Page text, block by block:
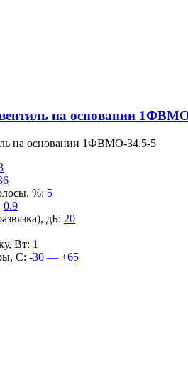
на основании
на основании 1ФВМO-34.5-5
%: 5
0.9
дБ: 20
Вт: 1
С: -30 — +65